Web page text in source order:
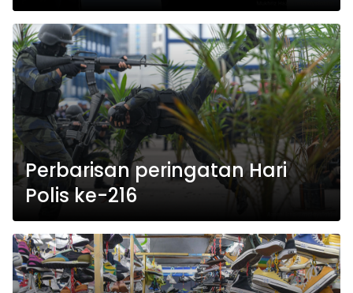
Perbarisan peringatan Hari
Polis ke-216